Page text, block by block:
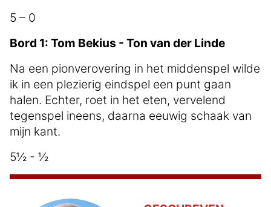
5 – 0
Bord 1: Tom Bekius - Ton van der Linde
Na een pionverovering in het middenspel wilde
ik in een plezierig eindspel een punt gaan
halen. Echter, roet in het eten, vervelend
tegenspel ineens, daarna eeuwig schaak van
mijn kant.
5½ - ½